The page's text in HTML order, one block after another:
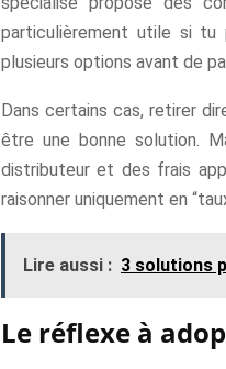
particulièrement utile si tu
plusieurs options avant de
Dans certains cas, retirer
être une bonne solution.
distributeur et des frais
raisonner uniquement en
Lire aussi : 3 solutions
Le réflexe à